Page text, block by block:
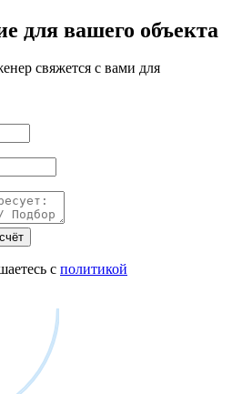
для вашего объекта
свяжется с вами для
с политикой